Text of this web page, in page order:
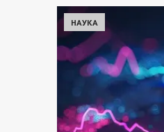
НАУКА